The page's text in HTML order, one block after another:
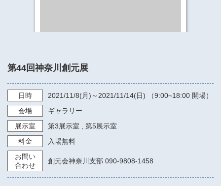
第44回神奈川創元展
日時 2021/11/8(月)～ 2021/11/14(日) （9:00~18:00 開場）
会場
ギャラリー
展示室
第3展示室
第5展示室
料金
入場無料
お問い
合わせ
創元会神奈川支部 090-9808-1458